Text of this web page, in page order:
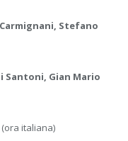
Stefano
Santoni, Gian Mario
italiana)